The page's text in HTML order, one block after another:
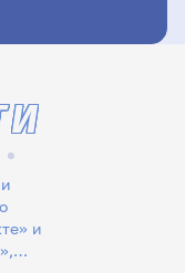
и